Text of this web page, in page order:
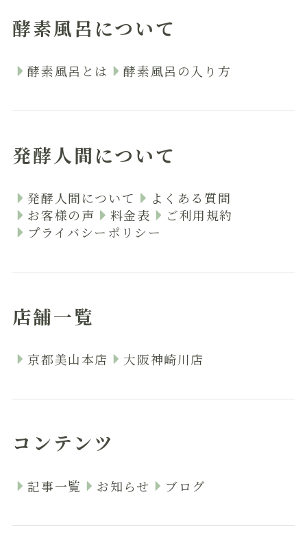
酵素風呂について
酵素風呂とは 酵素風呂の入り方
発酵人間について
発酵人間について
よくある質問
お客様の声
料金表
ご利用規約
プライバシーポリシー
店舗一覧
京都美山本店 大阪神崎川店
コンテンツ
記事一覧 お知らせ ブログ